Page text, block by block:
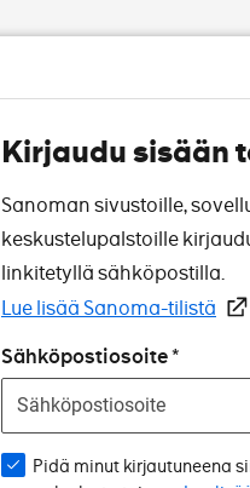
Kirjaudu sisään
Sanoman sivustoille,
keskustelupalstoille
linkitetyllä sähköpostilla.
Lue lisää Sanoma-tilistä
Sähköpostiosoite
Pidä minut kirjautuneena